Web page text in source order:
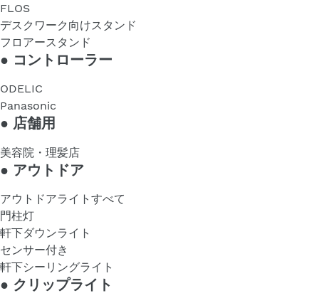
FLOS
デスクワーク向けスタンド
フロアースタンド
● コントローラー
ODELIC
Panasonic
● 店舗用
美容院・理髪店
● アウトドア
アウトドアライトすべて
門柱灯
軒下ダウンライト
センサー付き
軒下シーリングライト
● クリップライト